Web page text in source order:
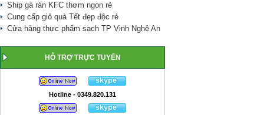
Ship gà rán KFC thơm ngon rẻ
Cung cấp giỏ quà Tết đẹp độc rẻ
Cửa hàng thực phẩm sạch TP Vinh Nghệ An
HỖ TRỢ TRỰC TUYẾN
Hotline - 0349.820.131